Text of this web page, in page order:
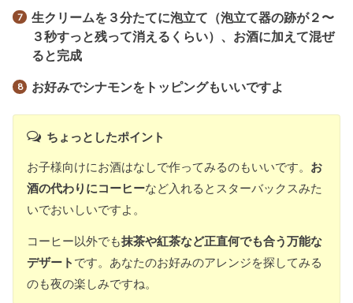
生クリームを３分たてに泡立て（泡立て器の跡が２〜
３秒すっと残って消えるくらい）、お酒に加えて混ぜ
ると完成
お好みでシナモンをトッピングもいいですよ
ちょっとしたポイント
お子様向けにお酒はなしで作ってみるのもいいです。 お
酒の代わりにコーヒーなど入れるとスターバックスみた
いでおいしいですよ。
コーヒー以外でも抹茶や紅茶など正直何でも合う万能な
デザート です。あなたのお好みのアレンジを探してみる
のも夜の楽しみですね。